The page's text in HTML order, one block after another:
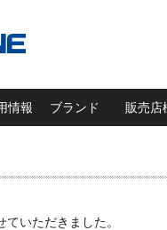
情報 ブランド 販売店
いただきました。